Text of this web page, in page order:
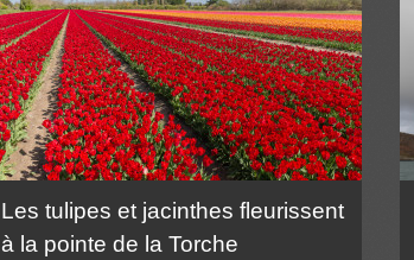
Les tulipes et jacinthes fleurissent
à la pointe de la Torche